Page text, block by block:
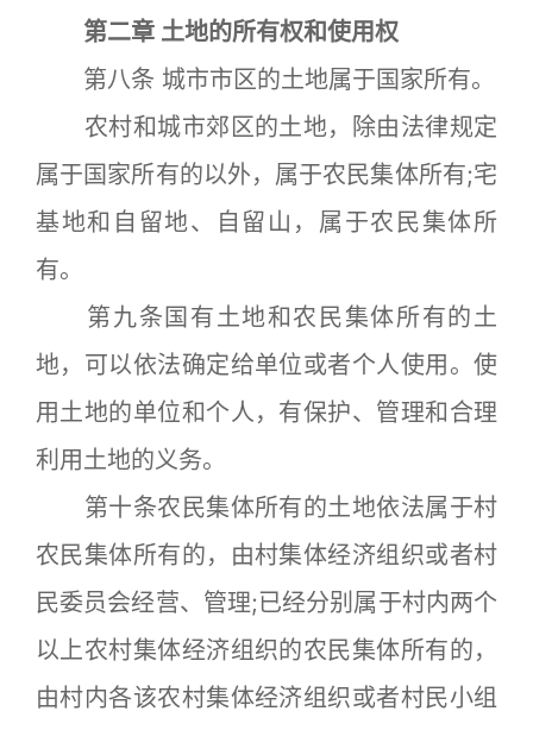
第二章 土地的所有权和使用权
第八条 城市市区的土地属于国家所有。
农村和城市郊区的土地，除由法律规定
属于国家所有的以外，属于农民集体所有;宅
基地和自留地、自留山，属于农民集体所
有。
第九条国有土地和农民集体所有的土
地，可以依法确定给单位或者个人使用。使
用土地的单位和个人，有保护、管理和合理
利用土地的义务。
第十条农民集体所有的土地依法属于村
农民集体所有的，由村集体经济组织或者村
民委员会经营、管理;已经分别属于村内两个
以上农村集体经济组织的农民集体所有的，
由村内各该农村集体经济组织或者村民小组